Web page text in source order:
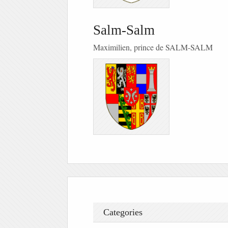
Salm-Salm
Maximilien, prince de SALM-SALM
Categories